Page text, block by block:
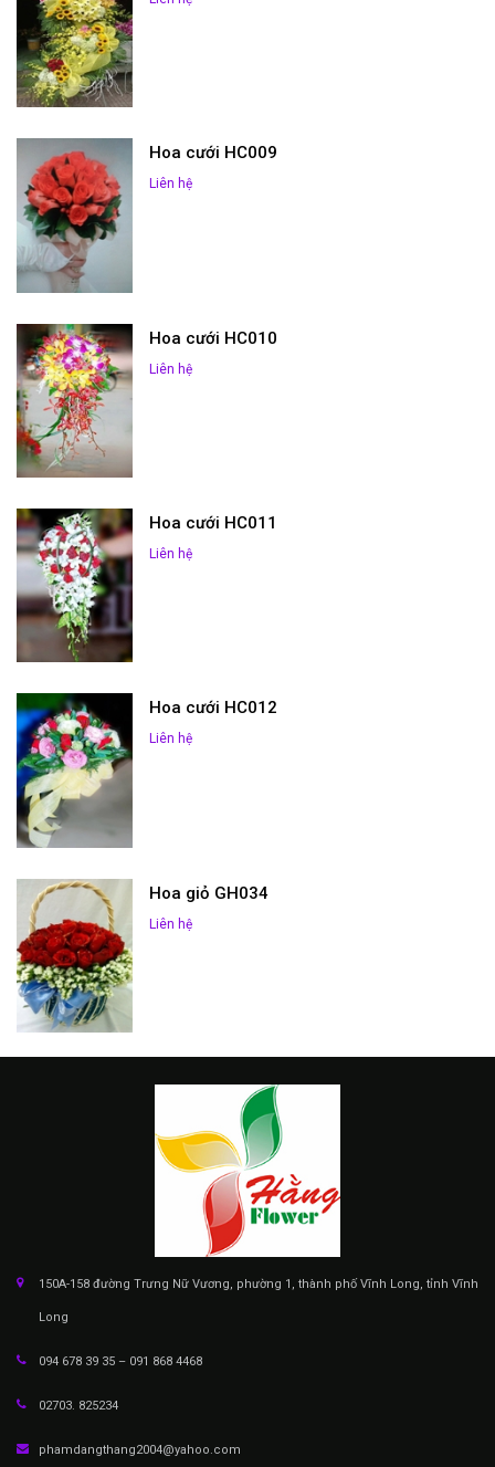
Hoa cưới HC009
Liên hệ
Hoa cưới HC010
Liên hệ
Hoa cưới HC011
Liên hệ
Hoa cưới HC012
Liên hệ
Hoa giỏ GH034
Liên hệ
150A-158 đường Trưng Nữ Vương, phường 1, thành phố Vĩnh Long, tỉnh Vĩnh
Long
094 678 39 35 – 091 868 4468
02703. 825234
phamdangthang2004@yahoo.com